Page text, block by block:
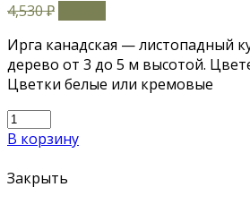
4,530₽
Ирга канадская — листопадный
дерево от 3 до 5 м высотой.
Цветки белые или кремовые
В корзину
Закрыть